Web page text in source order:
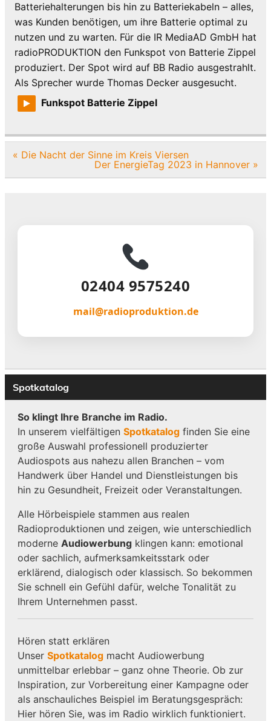
Batteriehalterungen bis hin zu Batteriekabeln – alles,
was Kunden benötigen, um ihre Batterie optimal zu
nutzen und zu warten. Für die IR MediaAD GmbH hat
radioPRODUKTION den Funkspot von Batterie Zippel
produziert. Der Spot wird auf BB Radio ausgestrahlt.
Als Sprecher wurde Thomas Decker ausgesucht.
Funkspot Batterie Zippel
Beitragsnavigation
« Die Nacht der Sinne im Kreis Viersen
Der EnergieTag 2023 in Hannover »
02404 9575240
mail@radioproduktion.de
Spotkatalog
So klingt Ihre Branche im Radio.
In unserem vielfältigen Spotkatalogfinden Sie eine
große Auswahl professionell produzierter
Audiospots aus nahezu allen Branchen – vom
Handwerk über Handel und Dienstleistungen bis
hin zu Gesundheit, Freizeit oder Veranstaltungen.
Alle Hörbeispiele stammen aus realen
Radioproduktionen und zeigen, wie unterschiedlich
moderne Audiowerbungklingen kann: emotional
oder sachlich, aufmerksamkeitsstark oder
erklärend, dialogisch oder klassisch. So bekommen
Sie schnell ein Gefühl dafür, welche Tonalität zu
Ihrem Unternehmen passt.
Hören statt erklären
Unser Spotkatalogmacht Audiowerbung
unmittelbar erlebbar – ganz ohne Theorie. Ob zur
Inspiration, zur Vorbereitung einer Kampagne oder
als anschauliches Beispiel im Beratungsgespräch:
Hier hören Sie, was im Radio wirklich funktioniert.